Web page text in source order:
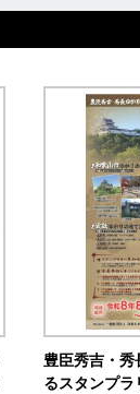
豊臣秀吉・秀
るスタンプ